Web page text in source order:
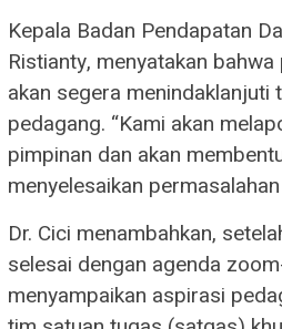
Kepala Badan Pendapatan
Ristianty, menyatakan
akan segera menindaklanjuti
pedagang. “Kami akan
pimpinan dan akan
menyelesaikan
Dr. Cici menambahkan,
selesai dengan agenda
menyampaikan aspirasi